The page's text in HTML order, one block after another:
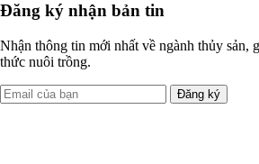
Đăng ký nhận bản tin
Nhận thông tin mới nhất về ngành thủy sản,
thức nuôi trồng.
Đăng ký